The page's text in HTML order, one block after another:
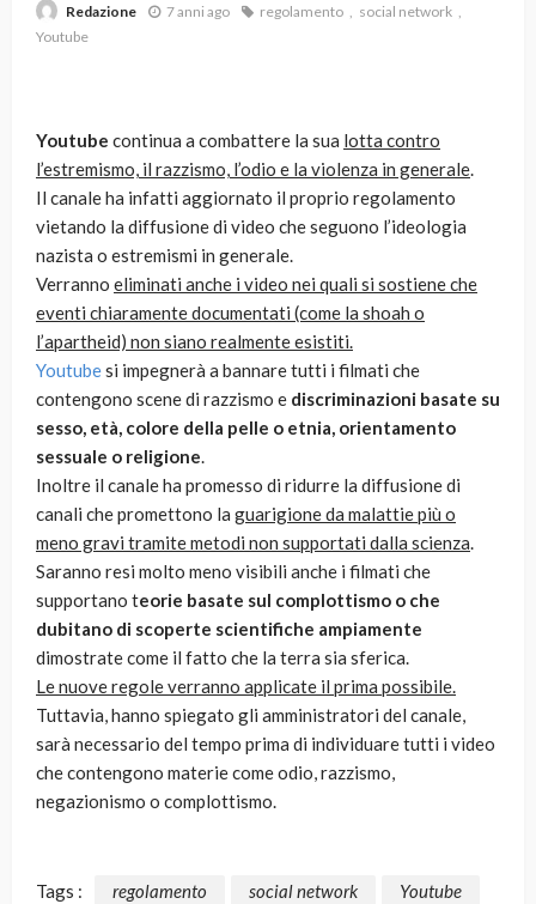
Redazione 7 anni ago regolamento
social network
Youtube
Youtube continua a combattere la sua lotta contro
l’estremismo, il razzismo, l’odio e la violenza in generale.
Il canale ha infatti aggiornato il proprio regolamento
vietando la diffusione di video che seguono l’ideologia
nazista o estremismi in generale.
Verranno eliminati anche i video nei quali si sostiene che
eventi chiaramente documentati (come la shoah o
l’apartheid) non siano realmente esistiti.
Youtubesi impegnerà a bannare tutti i filmati che
contengono scene di razzismo e discriminazioni basate su
sesso, età, colore della pelle o etnia, orientamento
sessuale o religione.
Inoltre il canale ha promesso di ridurre la diffusione di
canali che promettono la guarigione da malattie più o
meno gravi tramite metodi non supportati dalla scienza.
Saranno resi molto meno visibili anche i filmati che
supportano teorie basate sul complottismo o che
dubitano di scoperte scientifiche ampiamente
dimostrate come il fatto che la terra sia sferica.
Le nuove regole verranno applicate il prima possibile.
Tuttavia, hanno spiegato gli amministratori del canale,
sarà necessario del tempo prima di individuare tutti i video
che contengono materie come odio, razzismo,
negazionismo o complottismo.
Tags : regolamento social network Youtube